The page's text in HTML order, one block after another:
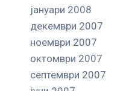
јануари 2008
декември 2007
ноември 2007
октомври 2007
септември 2007